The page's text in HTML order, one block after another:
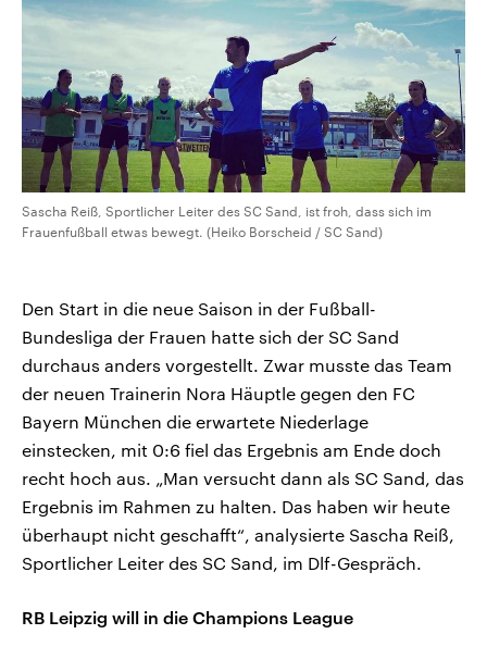
Sascha Reiß, Sportlicher Leiter des SC Sand, ist froh, dass sich im
Frauenfußball etwas bewegt. (Heiko Borscheid / SC Sand)
Den Start in die neue Saison in der Fußball-
Bundesliga der Frauen hatte sich der SC Sand
durchaus anders vorgestellt. Zwar musste das Team
der neuen Trainerin Nora Häuptle gegen den FC
Bayern München die erwartete Niederlage
einstecken, mit 0:6 fiel das Ergebnis am Ende doch
recht hoch aus. „Man versucht dann als SC Sand, das
Ergebnis im Rahmen zu halten. Das haben wir heute
überhaupt nicht geschafft“, analysierte Sascha Reiß,
Sportlicher Leiter des SC Sand, im Dlf-Gespräch.
RB Leipzig will in die Champions League